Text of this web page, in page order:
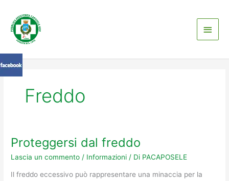
contenuto
Menu
Freddo
Proteggersi dal freddo
Lascia un commento / Informazioni / Di PACAPOSELE
Il freddo eccessivo può rappresentare una minaccia per la
Proteggersi
freddo